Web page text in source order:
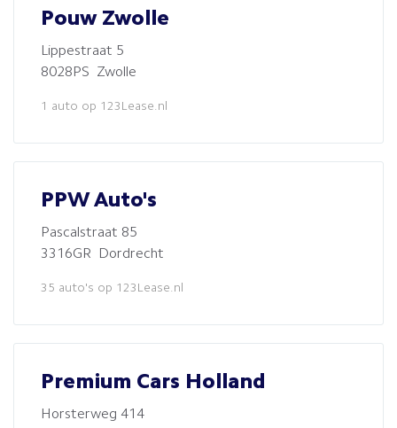
Pouw Zwolle
Lippestraat 5
8028PS Zwolle
1 auto op 123Lease.nl
PPW Auto's
Pascalstraat 85
3316GR Dordrecht
35 auto's op 123Lease.nl
Premium Cars Holland
Horsterweg 414